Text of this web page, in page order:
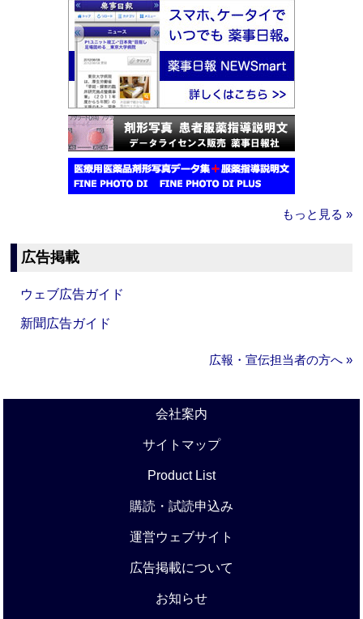
もっと見る »
広告掲載
ウェブ広告ガイド
新聞広告ガイド
広報・宣伝担当者の方へ »
会社案内
サイトマップ
Product List
購読・試読申込み
運営ウェブサイト
広告掲載について
お知らせ